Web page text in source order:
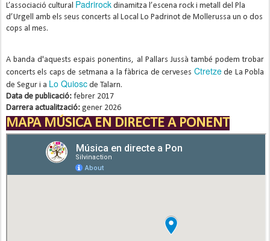
L’associació cultural Padrirock dinamitza l’escena rock i metall del Pla
d’Urgell amb els seus concerts al Local Lo Padrinot de Mollerussa un o dos
cops al mes.
A banda d'aquests espais ponentins, al Pallars Jussà també podem trobar
concerts els caps de setmana a la fàbrica de cerveses Ctretzede La Pobla
de Segur i a Lo Quiosc de Talarn.
Data de publicació: febrer 2017
Darrera actualització: gener 2026
MAPA MÚSICA EN DIRECTE A PONENT